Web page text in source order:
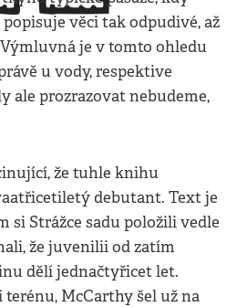
věci tak odpudivé, až
je v tomto ohledu
u vody, respektive
ale prozrazovat nebudeme,
že tuhle knihu
debutant. Text je
si Strážce sadu položili vedle
že juvenilii od zatím
dělí jednačtyřicet let.
McCarthy šel už na